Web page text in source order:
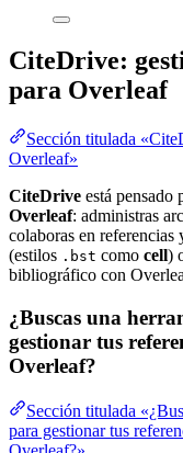
CiteDrive:
para Overleaf
Sección titulada
Overleaf»
CiteDrive está pensado
Overleaf: administras
colaboras en referencias
(estilos .bst como cell)
bibliográfico con
¿Buscas una
gestionar tus
Overleaf?
Sección titulada
para gestionar tus